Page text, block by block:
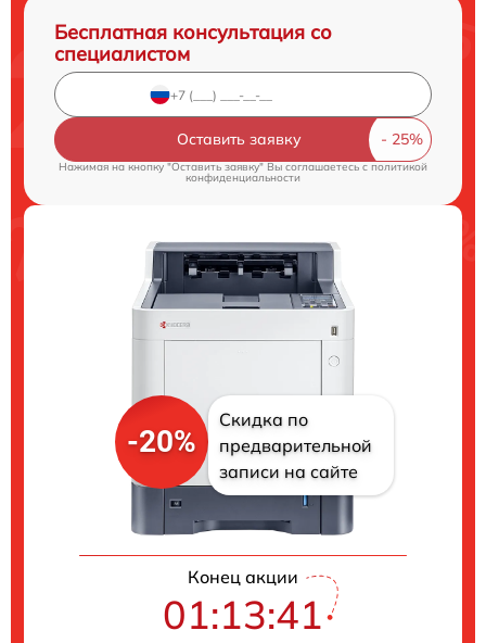
Бесплатная консультация со
специалистом
Оставить заявку
Нажимая на кнопку "Оставить заявку" Вы соглашаетесь c политикой
конфиденциальности
-20%
Скидка по
предварительной
записи на сайте
Конец акции
01:13:40